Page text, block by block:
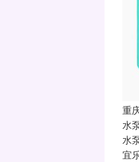
重
水
水
宜